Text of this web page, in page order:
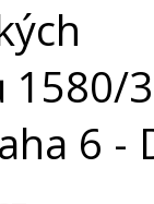
1580/3
6 -